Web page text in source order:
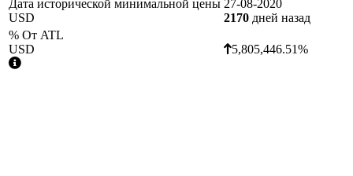
Дата исторической минимальной цены
USD
27-08-2020
2170 дней назад
% От ATL
USD
5,805,446.51%